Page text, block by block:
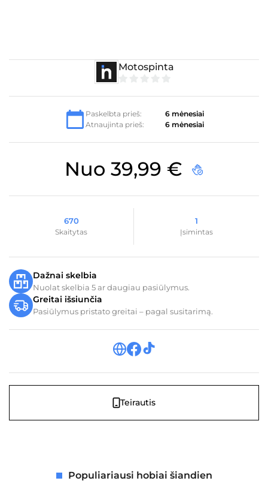
Motospinta
iš
Paskelbta prieš:
6 mėnesiai
Atnaujinta prieš:
6 mėnesiai
Nuo 39,99 €
670
Skaitytas
1
Įsimintas
Dažnai skelbia
Nuolat skelbia 5 ar daugiau pasiūlymus.
Greitai išsiunčia
Pasiūlymus pristato greitai – pagal susitarimą.
Teirautis
Populiariausi hobiai šiandien